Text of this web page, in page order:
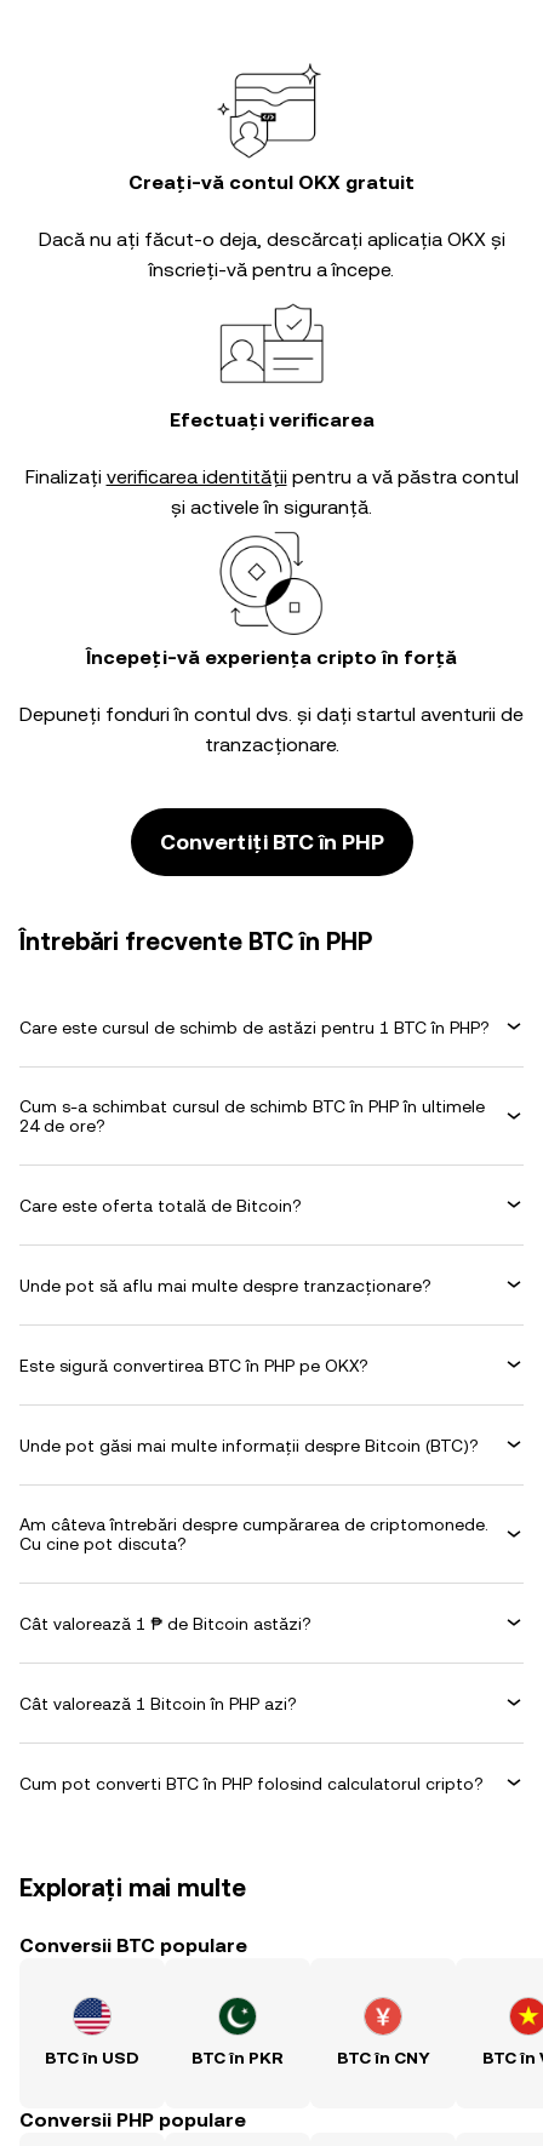
Creați-vă contul OKX gratuit
Dacă nu ați făcut-o deja, descărcați aplicația OKX și
înscrieți-vă pentru a începe.
Efectuați verificarea
Finalizați verificarea identității pentru a vă păstra contul
și activele în siguranță.
Începeți-vă experiența cripto în forță
Depuneți fonduri în contul dvs. și dați startul aventurii de
tranzacționare.
Convertiți BTC în PHP
Întrebări frecvente BTC în PHP
Care este cursul de schimb de astăzi pentru 1 BTC în PHP?
Cum s-a schimbat cursul de schimb BTC în PHP în ultimele
24 de ore?
Care este oferta totală de Bitcoin?
Unde pot să aflu mai multe despre tranzacționare?
Este sigură convertirea BTC în PHP pe OKX?
Unde pot găsi mai multe informații despre Bitcoin (BTC)?
Am câteva întrebări despre cumpărarea de criptomonede.
Cu cine pot discuta?
Cât valorează 1 ₱ de Bitcoin astăzi?
Cât valorează 1 Bitcoin în PHP azi?
Cum pot converti BTC în PHP folosind calculatorul cripto?
Explorați mai multe
Conversii BTC populare
BTC în USD BTC în PKR BTC în CNY BTC în
Conversii PHP populare